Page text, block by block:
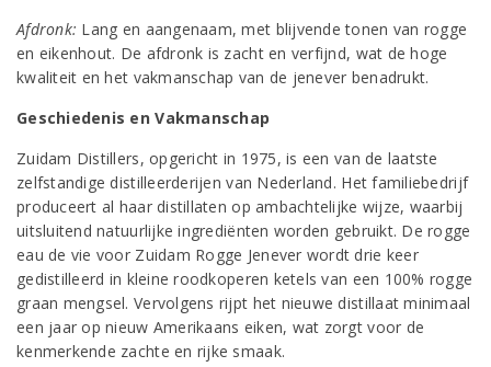
Afdronk: Lang en aangenaam, met blijvende tonen van rogge
en eikenhout. De afdronk is zacht en verfijnd, wat de hoge
kwaliteit en het vakmanschap van de jenever benadrukt.
Geschiedenis en Vakmanschap
Zuidam Distillers, opgericht in 1975, is een van de laatste
zelfstandige distilleerderijen van Nederland. Het familiebedrijf
produceert al haar distillaten op ambachtelijke wijze, waarbij
uitsluitend natuurlijke ingrediënten worden gebruikt. De rogge
eau de vie voor Zuidam Rogge Jenever wordt drie keer
gedistilleerd in kleine roodkoperen ketels van een 100% rogge
graan mengsel. Vervolgens rijpt het nieuwe distillaat minimaal
een jaar op nieuw Amerikaans eiken, wat zorgt voor de
kenmerkende zachte en rijke smaak.